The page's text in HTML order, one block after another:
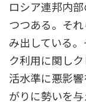
ロシア連邦内
つつある。そ
み出している
ク利用に関し
活水準に悪影
がりに勢いを